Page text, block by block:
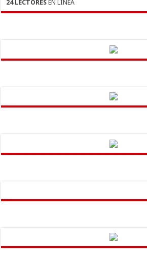
24 LECTORES EN LINEA